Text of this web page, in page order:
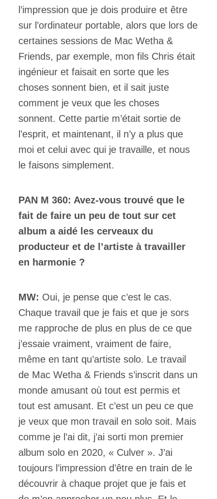
l’impression que je dois produire et être
sur l’ordinateur portable, alors que lors de
certaines sessions de Mac Wetha &
Friends, par exemple, mon fils Chris était
ingénieur et faisait en sorte que les
choses sonnent bien, et il sait juste
comment je veux que les choses
sonnent. Cette partie m’était sortie de
l’esprit, et maintenant, il n’y a plus que
moi et celui avec qui je travaille, et nous
le faisons simplement.
PAN M 360: Avez-vous trouvé que le
fait de faire un peu de tout sur cet
album a aidé les cerveaux du
producteur et de l’artiste à travailler
en harmonie ?
MW: Oui, je pense que c’est le cas.
Chaque travail que je fais et que je sors
me rapproche de plus en plus de ce que
j’essaie vraiment, vraiment de faire,
même en tant qu’artiste solo. Le travail
de Mac Wetha & Friends s’inscrit dans un
monde amusant où tout est permis et
tout est amusant. Et c’est un peu ce que
je veux que mon travail en solo soit. Mais
comme je l’ai dit, j’ai sorti mon premier
album solo en 2020, « Culver ». J’ai
toujours l’impression d’être en train de le
découvrir à chaque projet que je fais et